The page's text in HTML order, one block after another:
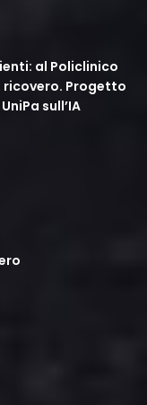
al Policlinico
ricovero. Progetto
sull’IA